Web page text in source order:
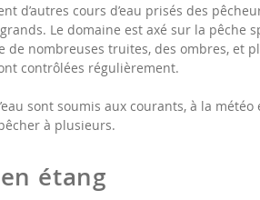
d’autres cours d’eau prisés des
Le domaine est axé sur la pêche
de nombreuses truites, des ombres, et
contrôlées régulièrement.
sont soumis aux courants, à la
à plusieurs.
étang